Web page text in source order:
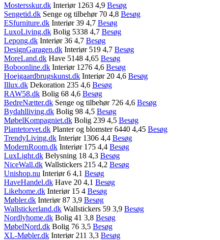
Mostersskur.dk Interiør 1263 4,9 Besøg
Sengetid.dk Senge og tilbehør 70 4,8 Besøg
ESfurniture.dk Interiør 39 4,7 Besøg
LuxoLiving.dk Bolig 5338 4,7 Besøg
Lepong.dk Interiør 36 4,7 Besøg
DesignGaragen.dk Interiør 519 4,7 Besøg
MoreLand.dk Have 5148 4,65 Besøg
Boboonline.dk Interiør 1276 4,6 Besøg
Hoejgaardbrugskunst.dk Interiør 20 4,6 Besøg
Illux.dk Dekoration 235 4,6 Besøg
RAW58.dk Bolig 68 4,6 Besøg
BedreNætter.dk Senge og tilbehør 726 4,6 Besøg
Bydahlliving.dk Bolig 98 4,5 Besøg
MøbelKompagniet.dk Bolig 239 4,5 Besøg
Plantetorvet.dk Planter og blomster 6440 4,45 Besøg
TrendyLiving.dk Interiør 1306 4,4 Besøg
ModernRoom.dk Interiør 175 4,4 Besøg
LuxLight.dk Belysning 18 4,3 Besøg
NiceWall.dk Wallstickers 215 4,2 Besøg
Unishop.nu Interiør 6 4,1 Besøg
HaveHandel.dk Have 20 4,1 Besøg
Likehome.dk Interiør 15 4 Besøg
Møbler.dk Interiør 87 3,9 Besøg
Wallstickerland.dk Wallstickers 59 3,9 Besøg
Nordlyhome.dk Bolig 41 3,8 Besøg
MøbelNord.dk Bolig 76 3,5 Besøg
XL-Møbler.dk Interiør 211 3,3 Besøg